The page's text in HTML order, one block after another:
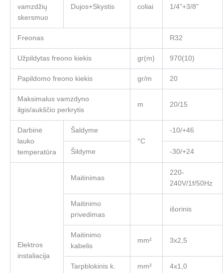
vamzdžių
skersmuo
Dujos+Skystis coliai 1/4"+3/8"
Freonas R32
Užpildytas freono kiekis gr(m) 970(10)
Papildomo freono kiekis gr/m 20
Maksimalus vamzdyno
ilgis/aukščio perkrytis
m 20/15
Darbinė
lauko
temperatūra
Šaldyme
°C
-10/+46
Šildyme -30/+24
Elektros
instaliacija
Maitinimas
220-
240V/1f/50Hz
Maitinimo
privedimas
išorinis
Maitinimo
kabelis
mm² 3x2,5
Tarpblokinis k. mm² 4x1,0